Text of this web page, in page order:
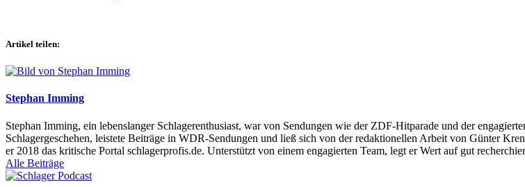
Artikel teilen:
Stephan Imming
Stephan Imming, ein lebenslanger Schlagerenthusiast, war von Sendungen wie der ZDF-Hitparade und der
Schlagergeschehen, leistete Beiträge in WDR-Sendungen und ließ sich von der redaktionellen Arbeit von Günter
er 2018 das kritische Portal schlagerprofis.de. Unterstützt von einem engagierten Team, legt er Wert auf gut
Alle Beiträge